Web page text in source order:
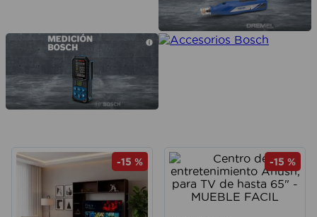
-15 % -15 %